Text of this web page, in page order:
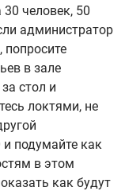
человек, 50
администратор
попросите
в зале
стол и
локтями, не
подумайте как
в этом
как будут